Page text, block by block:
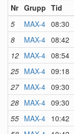
Nr Grupp Tid
5
MAX-4 08:30
8 MAX-4 08:42
12 MAX-4 08:54
25 MAX-4 09:18
27 MAX-4 09:30
28 MAX-4 09:30
55 MAX-4 10:42